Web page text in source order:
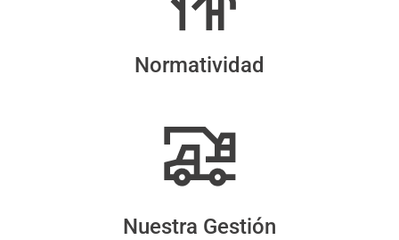
Normatividad
Nuestra Gestión